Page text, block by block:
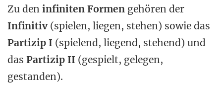
Zu den infiniten Formen gehören der
Infinitiv(spielen, liegen, stehen) sowie das
Partizip I (spielend, liegend, stehend) und
das Partizip II (gespielt, gelegen,
gestanden).